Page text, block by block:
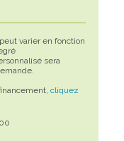
varier en fonction
sera
cliquez